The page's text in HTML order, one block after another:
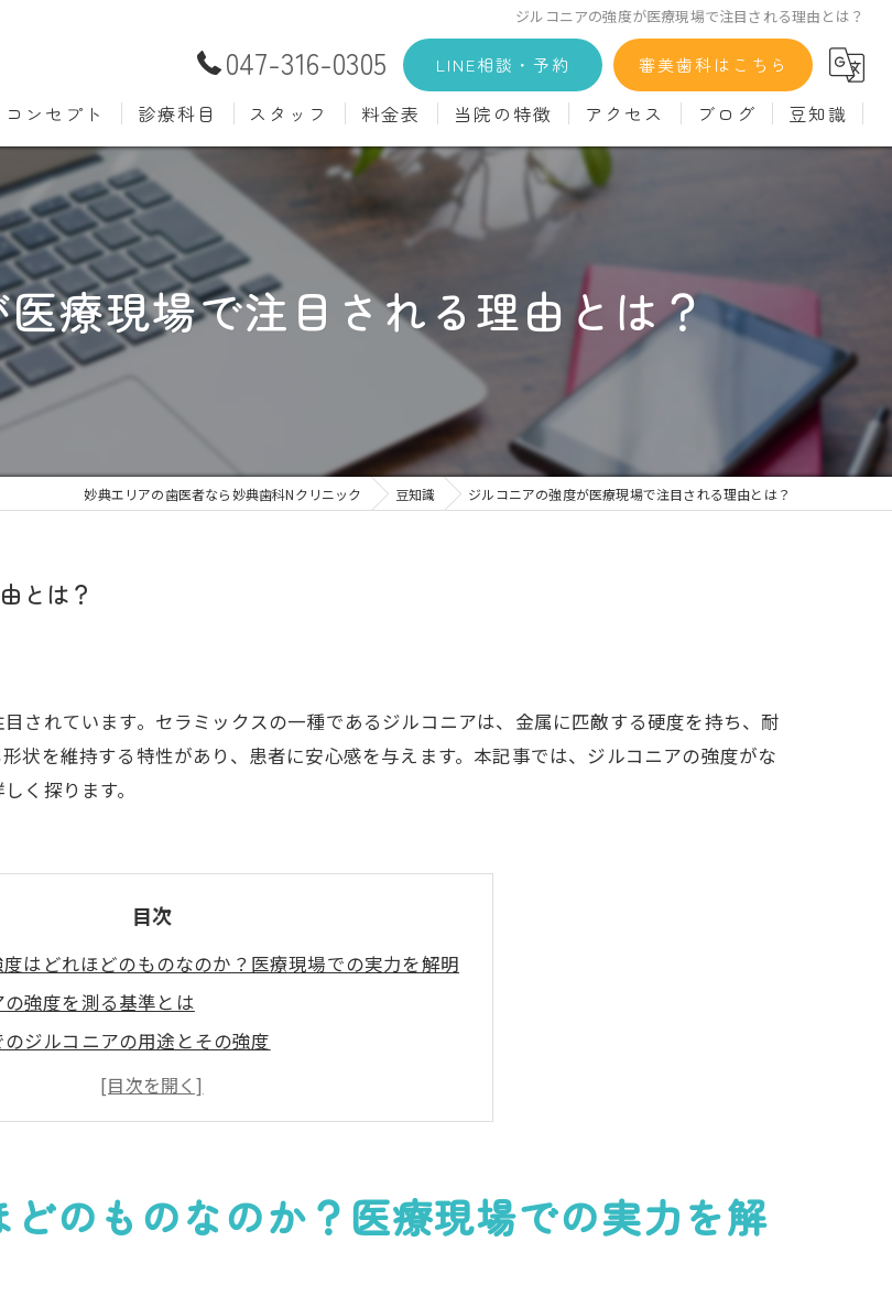
ジルコニアの強度が医療現場で注目される理由とは？
047-316-0305 LINE相談・予約 審美歯科はこちら
コンセプト 診療科目
むし歯治療 予防歯科
小児歯科 入れ歯(義歯)
口腔外科 歯周病治療
ホワイトニング 歯科検診
親知らず
大人の矯正 子どもの矯正
スタッフ 料金表
材料詳細
自費診療料金
当院の特徴
マウスピース矯正
インプラント
クリーニング
施設基準
アクセス ブログ 豆知識
療現場で注目される理由とは？
妙典エリアの歯医者なら妙典歯科Nクリニック 豆知識 ジルコニアの強度が医療現場で注目される理由とは？
とは？
されています。セラミックスの一種であるジルコニアは、金属に匹敵する硬度を持ち、耐
状を維持する特性があり、患者に安心感を与えます。本記事では、ジルコニアの強度がな
く探ります。
目次
はどれほどのものなのか？医療現場での実力を解明
強度を測る基準とは
ジルコニアの用途とその強度
の強度を支える構造的特性
示されるジルコニアの強度
るジルコニアの最新研究動向
治療で選ばれる理由その強度の裏にある秘密とは
のものなのか？医療現場での実力を解